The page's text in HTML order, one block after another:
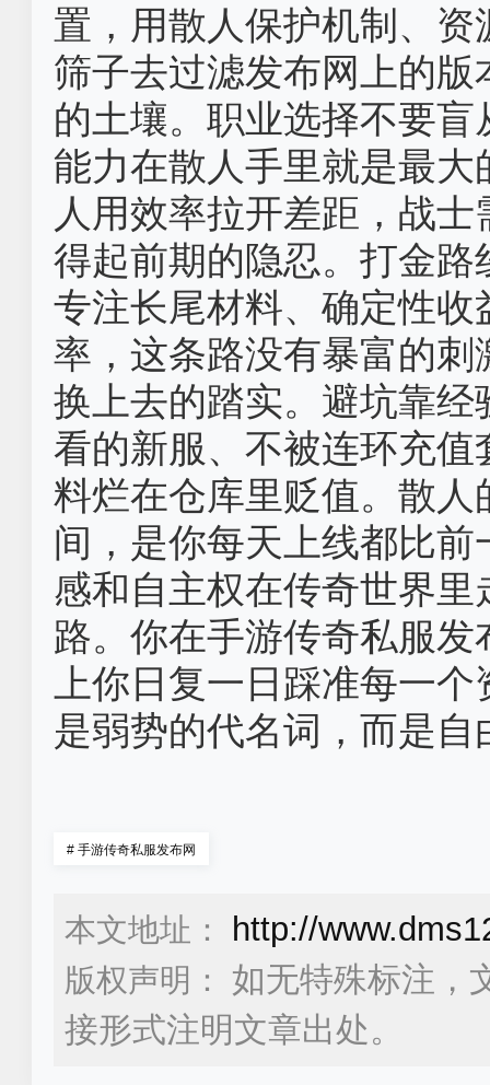
置，用散人保护机制、
筛子去过滤发布网上的
的土壤。职业选择不要
能力在散人手里就是最
人用效率拉开差距，战
得起前期的隐忍。打金
专注长尾材料、确定性
率，这条路没有暴富的
换上去的踏实。避坑靠
看的新服、不被连环充
料烂在仓库里贬值。散
间，是你每天上线都比
感和自主权在传奇世界
路。你在手游传奇私服
上你日复一日踩准每一
是弱势的代名词，而是
# 手游传奇私服发布网
本文地址： http://
版权声明：
如无特殊标注，
接形式注明文章出处。